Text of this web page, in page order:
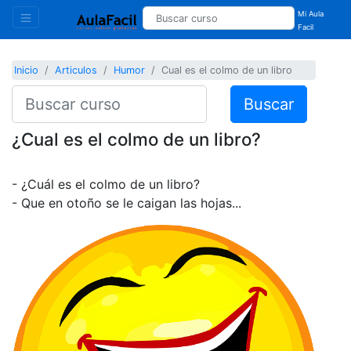
Mi Aula
Facil
Inicio Articulos Humor Cual es el colmo de un libro
Buscar
¿Cual es el colmo de un libro?
- ¿Cuál es el colmo de un libro?
- Que en otoño se le caigan las hojas...